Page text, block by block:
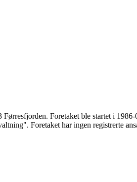
Førresfjorden. Foretaket ble startet i
Foretaket har ingen registrerte